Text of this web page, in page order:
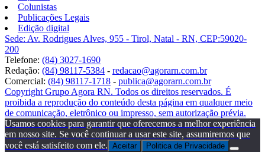
Colunistas
Publicações Legais
Edição digital
Sede: Av. Rodrigues Alves, 955 - Tirol, Natal - RN, CEP:59020-
200
Telefone: (84) 3027-1690
Redação: (84) 98117-5384 - redacao@agorarn.com.br
Comercial: (84) 98117-1718 - publica@agorarn.com.br
Copyright Grupo Agora RN. Todos os direitos reservados. É
proibida a reprodução do conteúdo desta página em qualquer meio
de comunicação, eletrônico ou impresso, sem autorização prévia.
Usamos cookies para garantir que oferecemos a melhor experiência
em nosso site. Se você continuar a usar este site, assumiremos que
você está satisfeito com ele. Aceitar Politica de Privacidade